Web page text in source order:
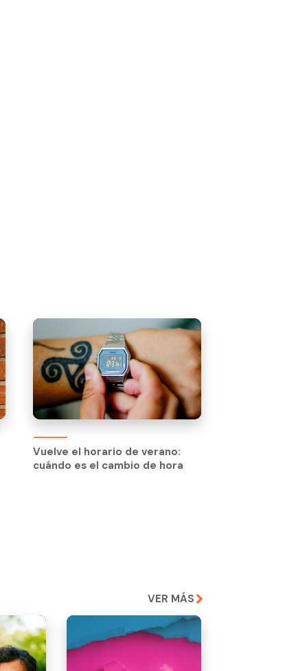
Vuelve el horario de verano:
cuándo es el cambio de hora
VER MÁS